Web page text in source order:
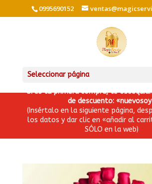
0995690152
Seleccionar página
Si es tu primera compra, te
de descuento:
(Insértalo en la siguiente página,
los datos y dar clic en «añadir al
SÓLO en la web)